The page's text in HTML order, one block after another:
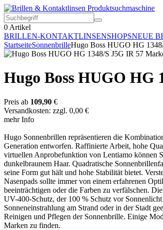
0 Artikel
BRILLEN-KONTAKTLINSENSHOPSNEUE
StartseiteSonnenbrilleHugo Boss HUGO HG
Hugo Boss HUGO HG
Preis ab 109,90 €
Versandkosten: zzgl. 0,00 €
mehr Info
Hugo Sonnenbrillen repräsentieren die
Generation entworfen. Raffinierte Arbeit, hohe
virtuellen Anprobefunktion von Lentiamo können
dunkelbraunem Haar. Quadratische
seine Form gut hält und hohe Stabilität bietet.
Nasenpads sollte immer von einem erfahrenen
beeinträchtigen oder die Farben zu verfälschen.
UV-400-Schutz, der 100 % Schutz vor
Sonneneinstrahlung am Strand oder in der Stadt
Reinigen und Pflegen der Sonnenbrille. Einige
Marken zu finden.